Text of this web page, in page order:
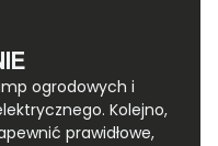
ogrodowych i
Kolejno,
prawidłowe,